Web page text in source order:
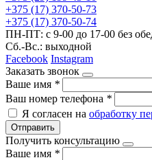
+375 (17) 370-50-73
+375 (17) 370-50-74
ПН-ПТ: с 9-00 до 17-00 без
Сб.-Вс.: выходной
Facebook Instagram
Заказать звонок
Ваше имя *
Ваш номер телефона *
Я согласен на обработку
Отправить
Получить консультацию
Ваше имя *